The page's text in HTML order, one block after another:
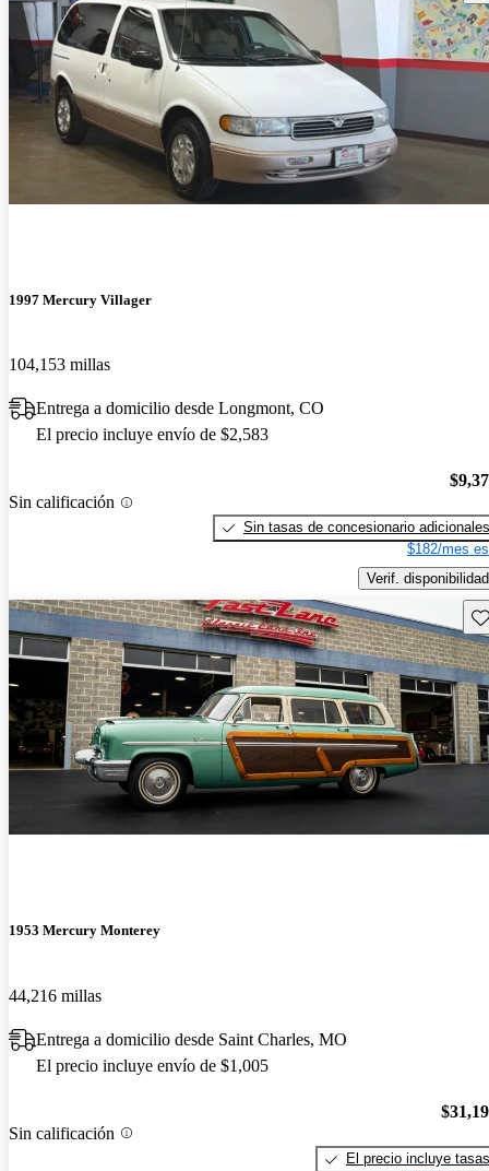
1997 Mercury Villager
104,153 millas
Entrega a domicilio desde Longmont, CO
El precio incluye envío de $2,583
Sin calificación
Sin tasas de concesionario adicionales
$182/mes
Verif. disponibilidad
1953 Mercury Monterey
44,216 millas
Entrega a domicilio desde Saint Charles, MO
El precio incluye envío de $1,005
Sin calificación
El precio incluye tasas